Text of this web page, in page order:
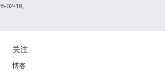
02-18。
关注
博客